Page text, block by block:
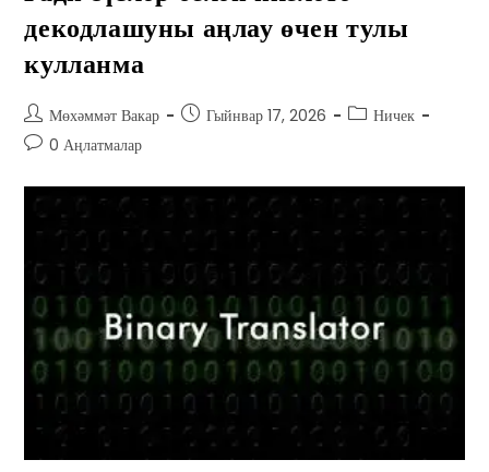
декодлашуны аңлау өчен тулы
кулланма
Мөхәммәт Вакар Гыйнвар 17, 2026
Ничек
0 Аңлатмалар